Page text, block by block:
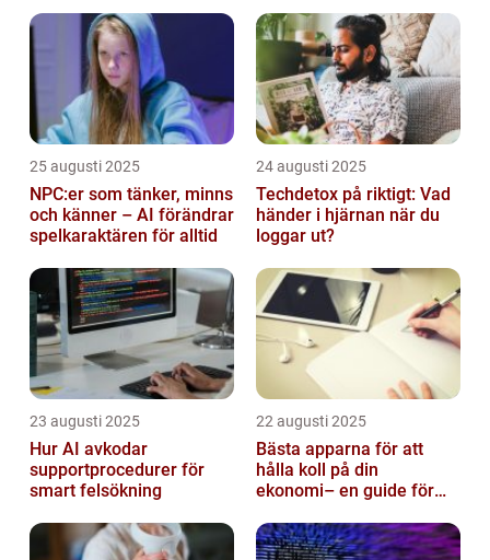
25 augusti 2025
NPC:er som tänker, minns
och känner – AI förändrar
spelkaraktären för alltid
24 augusti 2025
Techdetox på riktigt: Vad
händer i hjärnan när du
loggar ut?
23 augusti 2025
Hur AI avkodar
supportprocedurer för
smart felsökning
22 augusti 2025
Bästa apparna för att
hålla koll på din
ekonomi– en guide för